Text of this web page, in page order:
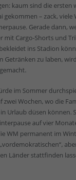
kaum sind die ersten
gekommen – zack, viele
Gerade dann,
mit Cargo-Shorts und
ins Stadion
Getränken zu laben,
im Sommer
zwei Wochen, wo die
Urlaub düsen können.
auf vier
WM permanent im
Länder stattfinden